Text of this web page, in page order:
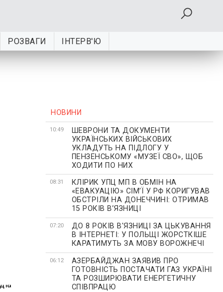
РОЗВАГИ ІНТЕРВ'Ю
НОВИНИ
10:49
ШЕВРОНИ ТА ДОКУМЕНТИ
УКРАЇНСЬКИХ ВІЙСЬКОВИХ
УКЛАДУТЬ НА ПІДЛОГУ У
ПЕНЗЕНСЬКОМУ «МУЗЕЇ СВО», ЩОБ
ХОДИТИ ПО НИХ
08:31
КЛІРИК УПЦ МП В ОБМІН НА
«ЕВАКУАЦІЮ» СІМʼЇ У РФ КОРИГУВАВ
ОБСТРІЛИ НА ДОНЕЧЧИНІ: ОТРИМАВ
15 РОКІВ ВʼЯЗНИЦІ
07:20
ДО 8 РОКІВ В'ЯЗНИЦІ ЗА ЦЬКУВАННЯ
В ІНТЕРНЕТІ: У ПОЛЬЩІ ЖОРСТКІШЕ
КАРАТИМУТЬ ЗА МОВУ ВОРОЖНЕЧІ
06:12
АЗЕРБАЙДЖАН ЗАЯВИВ ПРО
ГОТОВНІСТЬ ПОСТАЧАТИ ГАЗ УКРАЇНІ
ТА РОЗШИРЮВАТИ ЕНЕРГЕТИЧНУ
СПІВПРАЦЮ